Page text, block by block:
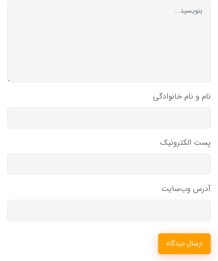
نام و نام خانوادگی
پست الکترونیک
آدرس وب‌سایت
ارسال دیدگاه